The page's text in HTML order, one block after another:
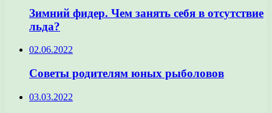
Зимний фидер. Чем занять себя в отсутствие
льда?
02.06.2022
Советы родителям юных рыболовов
03.03.2022